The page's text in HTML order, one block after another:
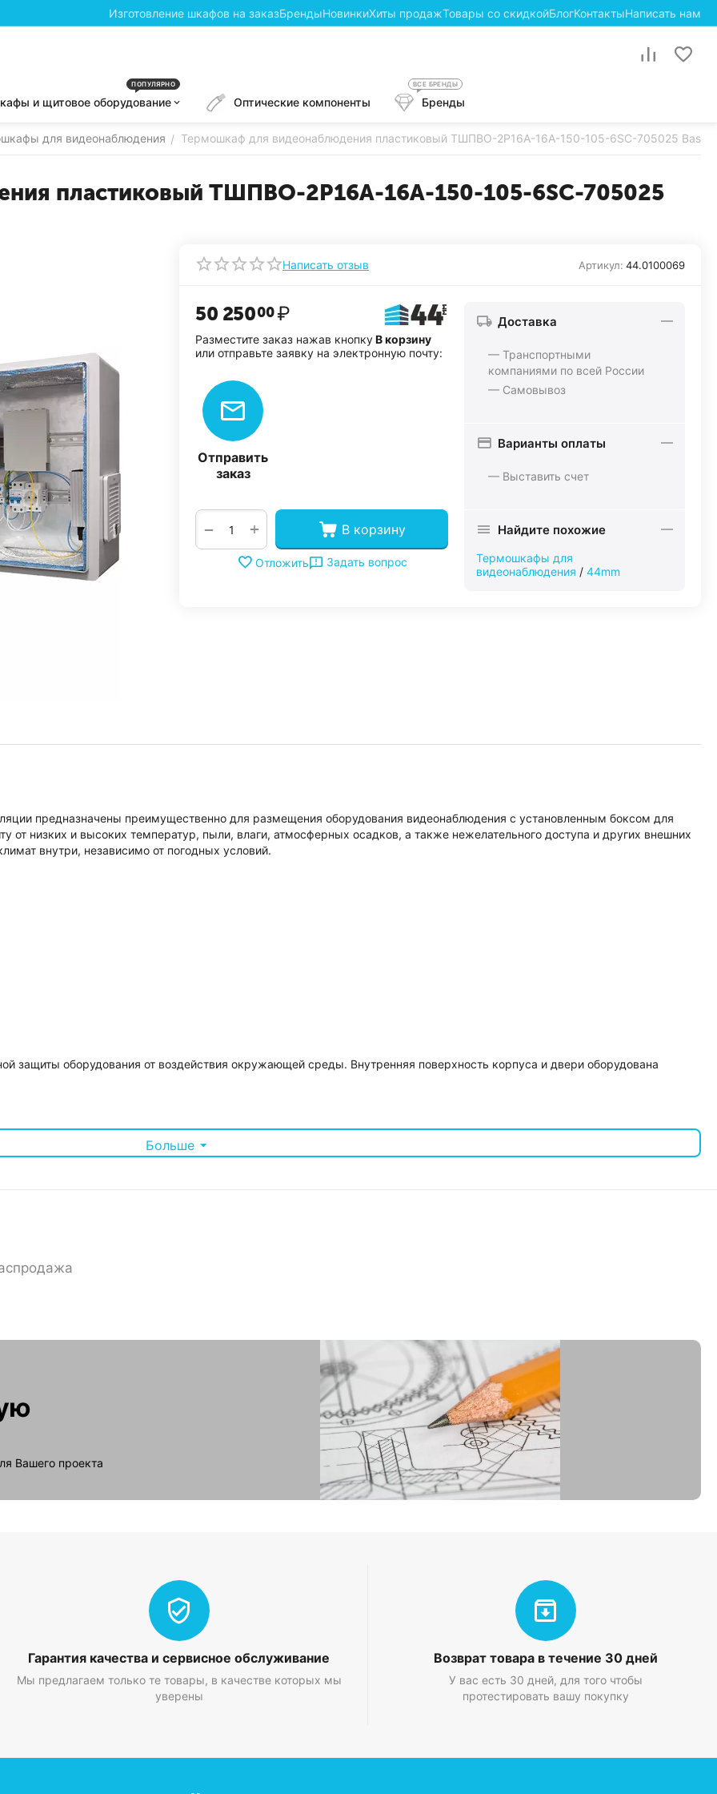
Изготовление шкафов на заказБрендыНовинкиХиты продажТовары со скидкойБлогКонтактыНаписать нам
и щитовое оборудование
ПОПУЛЯРНО
Оптические компоненты Бренды
ВСЕ БРЕНДЫ
для видеонаблюдения / Термошкаф для видеонаблюдения пластиковый ТШПВО-2P16A-16A-150-105-6SC-705025 Basic
пластиковый ТШПВО-2P16A-16A-150-105-6SC-705025
Написать отзыв Артикул: 44.0100069
50 25000₽
Разместите заказ нажав кнопкуВ корзину
или отправьте заявку на электронную почту:
Отправить
заказ
+
− В корзину
Отложить Задать вопрос
Доставка
— Транспортными
компаниями по всей России
— Самовывоз
Варианты оплаты
— Выставить счет
Найдите похожие
Термошкафы для
видеонаблюдения / 44mm
предназначены преимущественно для размещения оборудования видеонаблюдения с установленным боксом для
от низких и высоких температур, пыли, влаги, атмосферных осадков, а также нежелательного доступа и других внешних
внутри, независимо от погодных условий.
защиты оборудования от воздействия окружающей среды. Внутренняя поверхность корпуса и двери оборудована
выключатель, розетку, терморегулятор, обогреватель и вентилятор;
и GSM сигнала.
обеспечивая простоту подключения кабеля питания на автоматический выключатель. (Проходные клеммы не
по ТУ 26.30.30-001-57405320-2023.
Больше
Вашего проекта
Гарантия качества и сервисное обслуживание
Мы предлагаем только те товары, в качестве которых мы
уверены
Возврат товара в течение 30 дней
У вас есть 30 дней, для того чтобы
протестировать вашу покупку